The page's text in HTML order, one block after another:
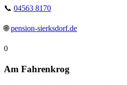
📞 04563 8170
🌐 pension-sierksdorf.de
0
Am Fahrenkrog